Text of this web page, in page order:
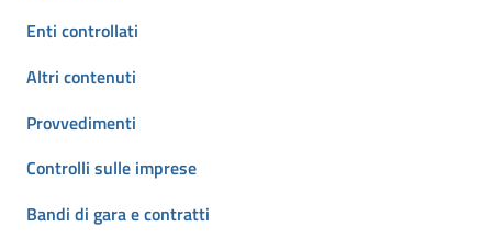
Enti controllati
Altri contenuti
Provvedimenti
Controlli sulle imprese
Bandi di gara e contratti